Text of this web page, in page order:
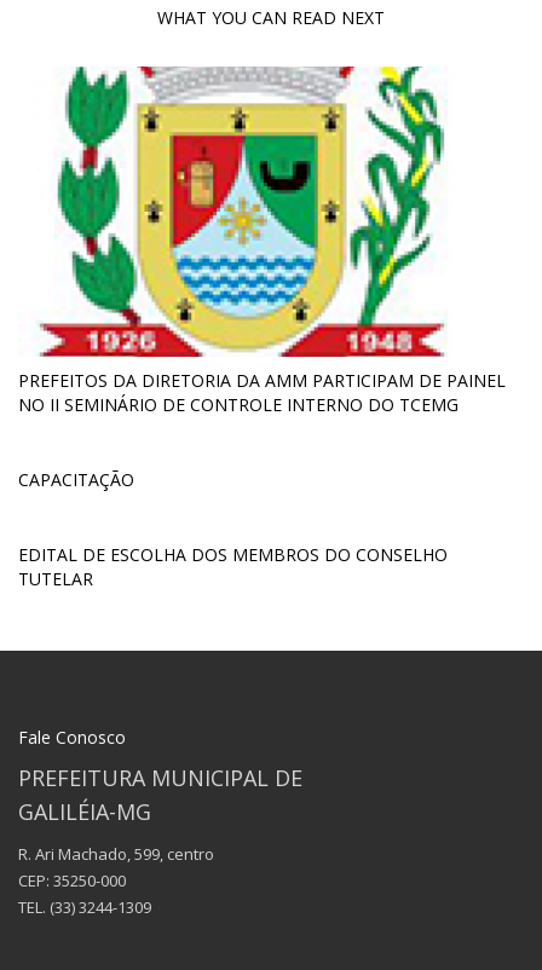
WHAT YOU CAN READ NEXT
PREFEITOS DA DIRETORIA DA AMM PARTICIPAM DE PAINEL
NO II SEMINÁRIO DE CONTROLE INTERNO DO TCEMG
CAPACITAÇÃO
EDITAL DE ESCOLHA DOS MEMBROS DO CONSELHO
TUTELAR
Fale Conosco
PREFEITURA MUNICIPAL DE
GALILÉIA-MG
R. Ari Machado, 599, centro
CEP: 35250-000
TEL. (33) 3244-1309